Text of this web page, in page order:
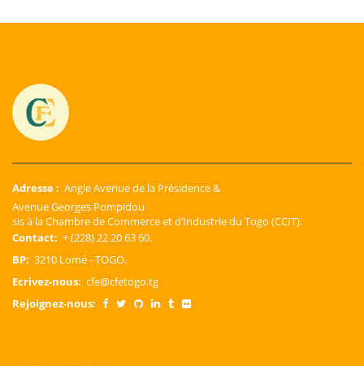
Adresse : Angle Avenue de la Présidence &
Avenue Georges Pompidou
sis à la Chambre de Commerce et d’Industrie du Togo (CCIT).
Contact: + (228) 22 20 63 60.
BP: 3210 Lomé - TOGO.
Ecrivez-nous: cfe@cfetogo.tg
Rejoignez-nous: